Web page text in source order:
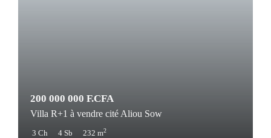
200 000 000 F.CFA
Villa R+1 à vendre cité Aliou Sow
3 Ch 4 Sb 232 m2